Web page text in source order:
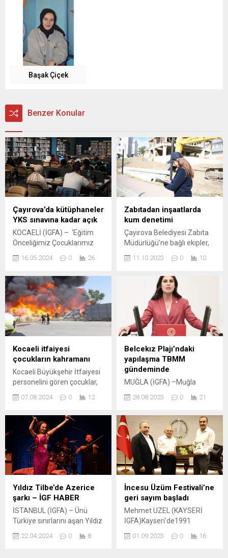
Başak Çiçek
Benzer Konular
Çayırova’da kütüphaneler
YKS sınavına kadar açık
KOCAELİ (İGFA) – ‘Eğitim
Önceliğimiz Çocuklarımız
Çayırova’da hizmet
Çayırova Belediyesi,
Yükseköğretim Kurumları
Sınavı’na hazırlanan gençler
için müjdeli haberi duyurdu.
Eğitim için belediyenin tüm
imkanlarını seferber eden
ve bu doğrultuda birçok
çalışmayı da hayata geçiren
Çayırova Belediyesi, Prof. Dr.
Necmettin Erbakan Kitap
Kahve ile Akse...
16.05.2024 0 26
Zabıtadan inşaatlarda
kum denetimi
Çayırova Belediyesi Zabıta
Müdürlüğü’ne bağlı ekipler,
eden inşaatların önündeki
yollardaki giderleri
tıkamaması için denetim
gerçekleştirdi. KOCAELİ
(İGFA) – Çayırova Zabıtası,
olası yağışlar öncesinde ilçe
genelinde yapımı devam
eden tüm inşaatların
önlerindeki kumlara yönelik
denetim gerçekleştiriyor.
Yapılan denetimlerde,
inşaat yetkililerine
muhtemel yoğun...
11.10.2023 0 10
Kocaeli itfaiyesi
çocukların kahramanı
Kocaeli Büyükşehir İtfaiyesi
personelini gören çocuklar,
kahramanlarına sevgiyle
Kocaeli Büyükşehir İtfaiyesi,
kent genelinde ve ülkenin
neresinde olursa olsun
yangın ve diğer olaylara
yaptığı anında müdahaleyle
herkesin sevgisini
kazanırken, çocukların da
kahramanı oluyor. Son
olarak Gebze’de bir yangına
müdahale eden Büyükşehir
İtfaiyesi ekipleri,...
07.08.2024 0 12
Belcekız Plajı’ndaki
yapılaşma TBMM
gündeminde
MUĞLA (İGFA) –Muğla
Özcan,Fethiye Ölüdeniz’e
ve yönetmeliklere aykırı
yapılaşmaya tepki gösterdi.
Tepkisini Meclis Gündemine
taşıyan Özcan, Kültür ve
Turizm Bakanı Mehmet Nuri
Ersoy’a yazılı olarak
cevaplaması için soru
önergesi verdi. Fethiye
Ölüdeniz’de yer alan
Belcekız Plajı’nın 3 kilometre
uzunluğunda dünyaca ünlü
bir...
28.08.2023 0 21
Yıldız Tilbe’de Azerice
şarkı – İGF HABER
İSTANBUL (İGFA) – Ünü
Türkiye sınırlarını aşan Yıldız
kapalı gişe konserlerde
22.04.2024 0 8
İncesu Üzüm Festivali’ne
geri sayım başladı
Mehmet UZEL (KAYSERİ
İGFA)Kayseri’de1991
ayının ilk cumartesi günü
01.09.2023 0 16